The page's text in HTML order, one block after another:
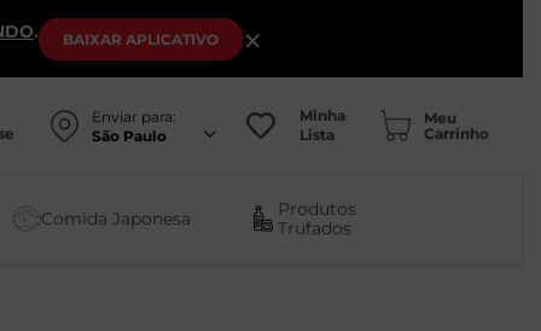
. BAIXAR APLICATIVO ×
Enviar para:
São Paulo
Minha
Lista
Comida Japonesa
Produtos
Trufados